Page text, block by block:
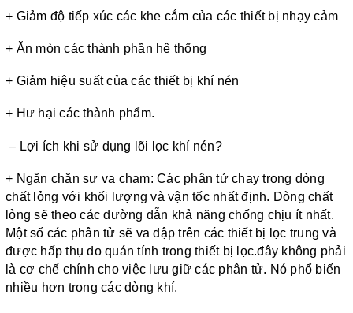
+ Giảm độ tiếp xúc các khe cắm của các thiết bị nhạy cảm
+ Ăn mòn các thành phần hệ thống
+ Giảm hiệu suất của các thiết bị khí nén
+ Hư hại các thành phẩm.
– Lợi ích khi sử dụng lõi lọc khí nén?
+ Ngăn chặn sự va chạm: Các phân tử chạy trong dòng
chất lỏng với khối lượng và vận tốc nhất định. Dòng chất
lỏng sẽ theo các đường dẫn khả năng chống chịu ít nhất.
Một số các phân tử sẽ va đập trên các thiết bị lọc trung và
được hấp thụ do quán tính trong thiết bị lọc.đây không phải
là cơ chế chính cho việc lưu giữ các phân tử. Nó phổ biến
nhiều hơn trong các dòng khí.